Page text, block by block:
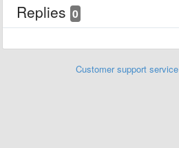
Replies 0
Customer support service